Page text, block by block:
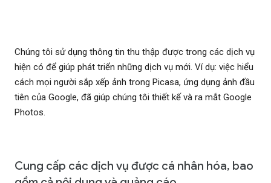
Chúng tôi sử dụng thông tin thu thập được trong các dịch vụ
hiện có để giúp phát triển những dịch vụ mới. Ví dụ: việc hiểu
cách mọi người sắp xếp ảnh trong Picasa, ứng dụng ảnh đầu
tiên của Google, đã giúp chúng tôi thiết kế và ra mắt Google
Photos.
Cung cấp các dịch vụ được cá nhân hóa, bao